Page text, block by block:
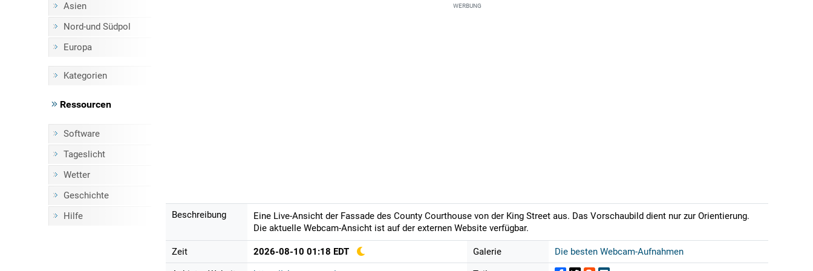
Asien
Nord-und Südpol
Europa
Kategorien
Ressourcen
Software
Tageslicht
Wetter
Geschichte
Hilfe
WERBUNG
Beschreibung
Eine Live-Ansicht der Fassade des County Courthouse von der King Street aus. Das Vorschaubild dient nur zur Orientierung.
Die aktuelle Webcam-Ansicht ist auf der externen Website verfügbar.
Zeit 2026-08-10 01:18 EDT Galerie Die besten Webcam-Aufnahmen